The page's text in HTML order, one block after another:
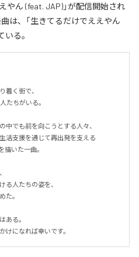
やん (feat. JAP)」が配信開始され
は、「生きてるだけでええやん
いる。
着く街で、
たちがいる。
中でも前を向こうとする人々、
活支援を通じて再出発を支える
描いた一曲。
る人たちの姿を、
た。
ある。
けになれば幸いです。